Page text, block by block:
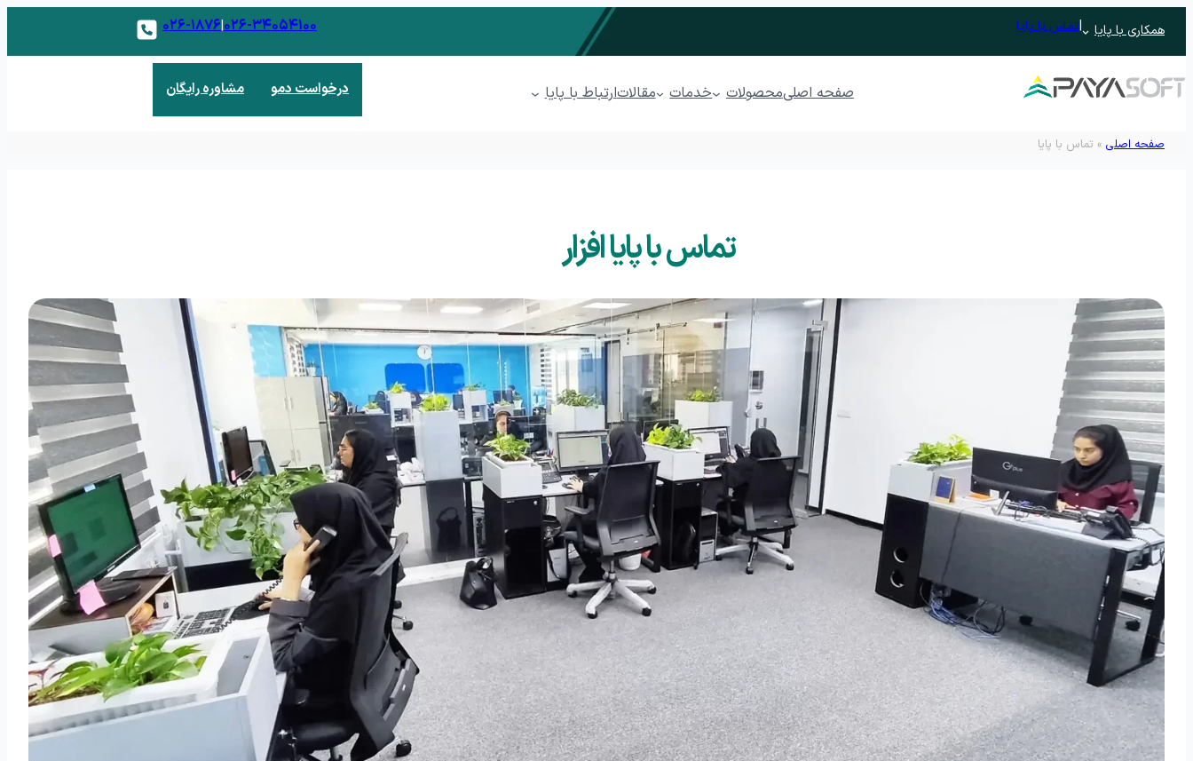
همکاری با پایا |تماس با پایا ۰۲۶-۳۴۰۵۴۱۰۰|۰۲۶-۱۸۷۶
صفحه اصلیمحصولات
نرم افزار حسابداری ابری پایدار
اتوماسیون اداری تحت وب پندار
نرم افزار مکاتبات
مدیریت فرآیندها (BPMS)
نرم افزار توزیع و پخش
نرم افزار تولید
نرم افزار خرید
نرم افزار فروش
نرم افزار منابع انسانی
نرم افزار انبارداری
مدیریت پخش مویرگی پینار
مدیریت پوشاک پوشا
مدیریت ارتباط با مشتریان (CRM) پل
فرآیندهای بازاریابی
فرصت فروش
فرصت بازاریابی
ایجاد و مدیریت مشتریان بالقوه
ثبت گارانتی محصولات
فرم تماس
فرم گزارش کار
فرم نظرسنجی
خدمات مقالاتارتباط با پایا درخواست دمو مشاوره رایگان
صفحه اصلی » تماس با پایا
تماس با پایا افزار